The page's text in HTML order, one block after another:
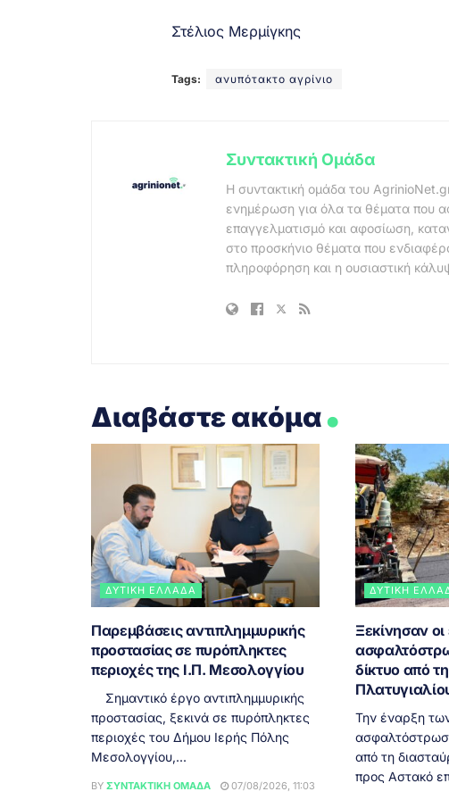
Στέλιος Μερμίγκης
Tags: ανυπότακτο αγρίνιο
Συντακτική Ομάδα
Η συντακτική ομάδα του
ενημέρωση για όλα τα θέματα που
επαγγελματισμό και αφοσίωση,
στο προσκήνιο θέματα που
πληροφόρηση και η ουσιαστική
Διαβάστε ακόμα.
ΔΥΤΙΚΉ ΕΛΛΆΔΑ
Παρεμβάσεις αντιπλημμυρικής
προστασίας σε πυρόπληκτες
περιοχές της Ι.Π. Μεσολογγίου
Σημαντικό έργο αντιπλημμυρικής
προστασίας, ξεκινά σε πυρόπληκτες
περιοχές του Δήμου Ιερής Πόλης
Μεσολογγίου,...
BY ΣΥΝΤΑΚΤΙΚΉ ΟΜΆΔΑ 07/08/2026, 11:03
ΔΥΤΙΚΉ
Ξεκίνησαν οι
δίκτυο από
Την έναρξη
από τη
προς Αστακό